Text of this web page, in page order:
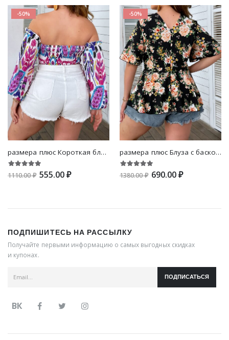
-50%
размера плюс Короткая блуза с принтом с открытыми плечами с рукавами-фонариками
1110.00 ₽ 555.00 ₽
-50%
размера плюс Блуза с баской с цветочным принтом с разрезом с рукавами-воланами
1380.00 ₽ 690.00 ₽
ПОДПИШИТЕСЬ НА РАССЫЛКУ
Получайте первыми информацию о самых выгодных скидках
и купонах.
ПОДПИСАТЬСЯ
ВК